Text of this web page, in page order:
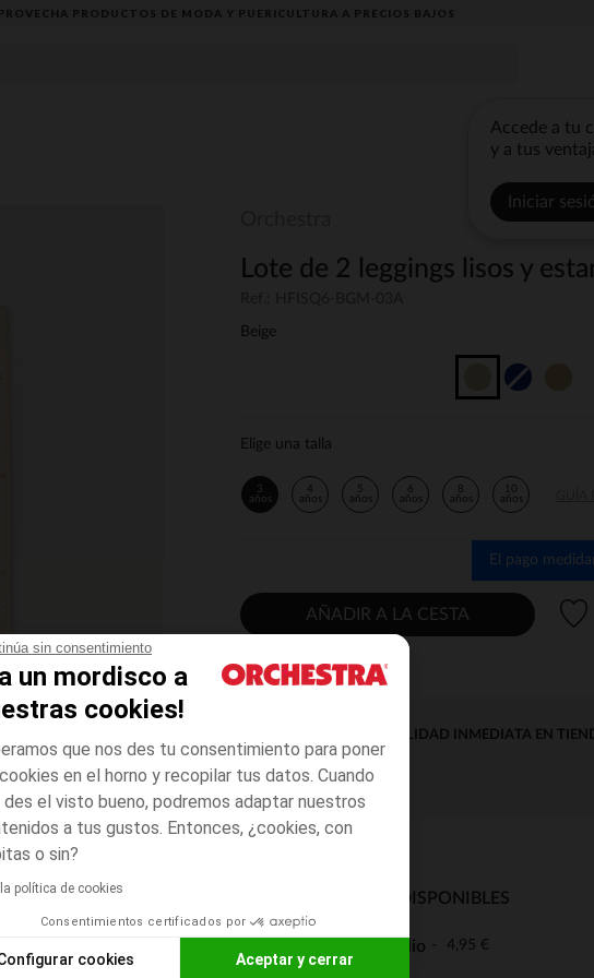
sin consentimiento
un mordisco a
cookies!
que nos des tu consentimiento para poner
en el horno y recopilar tus datos. Cuando
des el visto bueno, podremos adaptar nuestros
a tus gustos. Entonces, ¿cookies, con
o sin?
la política de cookies
Consentimientos certificados por
cookies Aceptar y cerrar
PRODUCTOS DE MODA Y PUERICULTURA A PRECIOS BAJOS
Accede a tu
y a tus
Iniciar
Lote de 2 leggings lisos y
Beige
Elige una talla
3
años
4
años
5
años
6
años
8
años
10
años
El pago
AÑADIR A LA CESTA
DISPONIBILIDAD INMEDIATA EN
MODOS DE ENVÍO DISPONIBLES
Entrega a domicilio 4,95 €
De 5 a 8 días